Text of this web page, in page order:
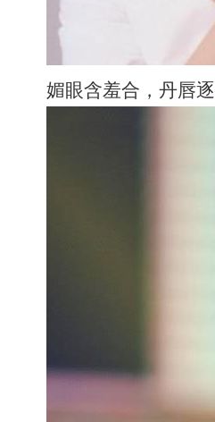
媚眼含羞合，丹唇